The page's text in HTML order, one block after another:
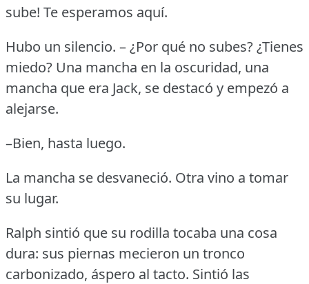
sube! Te esperamos aquí.
Hubo un silencio. – ¿Por qué no subes?¿Tienes
miedo? Una mancha en la oscuridad, una
mancha que era Jack, se destacó y empezó a
alejarse.
–Bien, hasta luego.
La mancha se desvaneció. Otra vino a tomar
su lugar.
Ralph sintió que su rodilla tocaba una cosa
dura: sus piernas mecieron un tronco
carbonizado, áspero al tacto. Sintió las